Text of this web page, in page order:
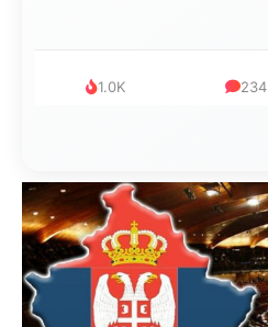
1.0K 234